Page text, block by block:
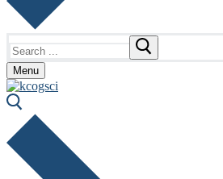
for:
Menu